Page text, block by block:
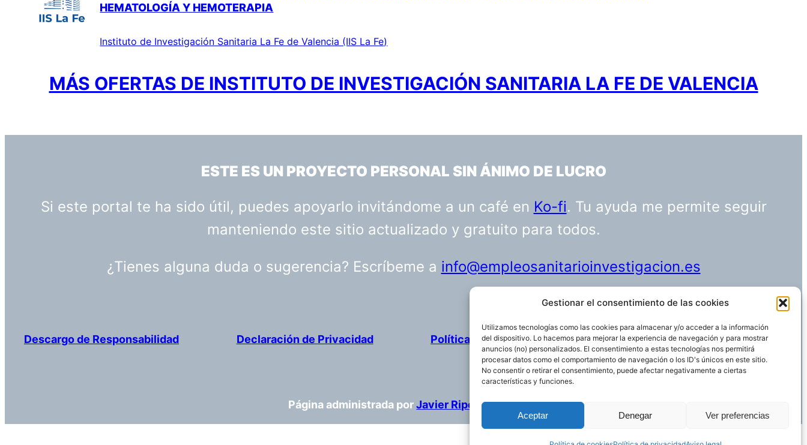
Gestionar el consentimiento de las cookies
Utilizamos tecnologías como las cookies para almacenar y/o acceder a la información
del dispositivo. Lo hacemos para mejorar la experiencia de navegación y para mostrar
anuncios (no) personalizados. El consentimiento a estas tecnologías nos permitirá
procesar datos como el comportamiento de navegación o los ID's únicos en este sitio.
No consentir o retirar el consentimiento, puede afectar negativamente a ciertas
características y funciones.
Aceptar Denegar Ver preferencias
HEMATOLOGÍA Y HEMOTERAPIA
Instituto de Investigación Sanitaria La Fe de Valencia (IIS La Fe)
MÁS OFERTAS DE INSTITUTO DE INVESTIGACIÓN SANITARIA LA FE DE VALENCIA
ESTE ES UN PROYECTO PERSONAL SIN ÁNIMO DE LUCRO
Si este portal te ha sido útil, puedes apoyarlo invitándome a un café en Ko-fi. Tu ayuda me permite seguir
manteniendo este sitio actualizado y gratuito para todos.
¿Tienes alguna duda o sugerencia? Escríbeme a info@empleosanitarioinvestigacion.es
Descargo de Responsabilidad Declaración de Privacidad Política de cookies Funciona gracias aWordPress
Página administrada porJavier Ripoll